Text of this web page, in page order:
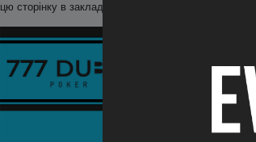
цю сторінку в закладки.